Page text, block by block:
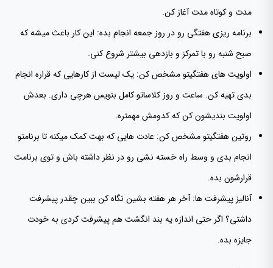
مدت و کوتاه مدت آغاز کن.
برنامه ریزی هفتگی رو در روز جمعه انجام بده: این کار باعث میشه که
صبح شنبه رو با تمرکز و بازدهی بیشتر شروع کنی.
اولویت های هفتگیتو مشخص کن: یک لیست از کارهایی که قراره انجام
بدی تهیه کن. ساعت و روز کلاساتو کامل بنویس هرچی داری. بعدش
اولویت بندیشون کن که کدومش مهمتره.
روتین هفتگیتو مشخص کن: عادت هایی که بهت کمک میکنه تا برنامتو
انجام بدی و وسط راه خسته نشی رو در نظر داشته باش و توی برنامت
قرارشون بده.
آنالیز پیشرفت ها: آخر هر هفته بشین نگاه کن ببین چقدر پیشرفت
داشتی؟ اگر حتی اندازه یه بند انگشت هم پیشرفت کردی به خودت
جایزه بده.